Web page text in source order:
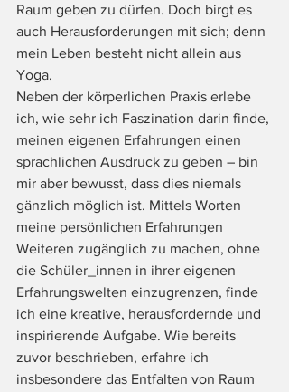
Raum geben zu dürfen. Doch birgt es
auch Herausforderungen mit sich; denn
mein Leben besteht nicht allein aus
Yoga.
Neben der körperlichen Praxis erlebe
ich, wie sehr ich Faszination darin finde,
meinen eigenen Erfahrungen einen
sprachlichen Ausdruck zu geben – bin
mir aber bewusst, dass dies niemals
gänzlich möglich ist. Mittels Worten
meine persönlichen Erfahrungen
Weiteren zugänglich zu machen, ohne
die Schüler_innen in ihrer eigenen
Erfahrungswelten einzugrenzen, finde
ich eine kreative, herausfordernde und
inspirierende Aufgabe. Wie bereits
zuvor beschrieben, erfahre ich
insbesondere das Entfalten von Raum